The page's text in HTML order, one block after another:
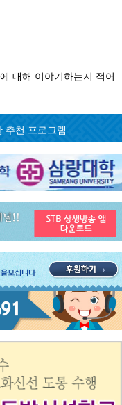
대해 이야기하는지 적어
추천 프로그램
추천 프로그램
간 추천 프로그램
추천 프로그램
천 프로그램
천 프로그램
추천 프로그램